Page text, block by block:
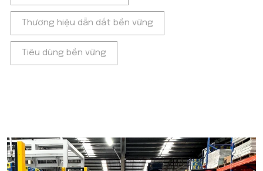
Thương hiệu dẫn dắt bền vững
Tiêu dùng bền vững